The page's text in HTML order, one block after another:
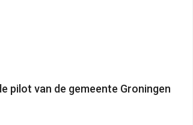
pilot van de gemeente Groningen